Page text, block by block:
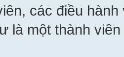
các điều
là một thành viên